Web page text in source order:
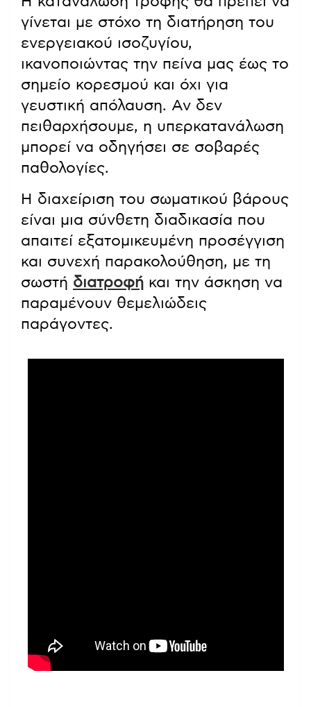
γίνεται με στόχο τη διατήρηση του
ενεργειακού ισοζυγίου,
ικανοποιώντας την πείνα μας έως το
σημείο κορεσμού και όχι για
γευστική απόλαυση. Αν δεν
πειθαρχήσουμε, η υπερκατανάλωση
μπορεί να οδηγήσει σε σοβαρές
παθολογίες.
Η διαχείριση του σωματικού βάρους
είναι μια σύνθετη διαδικασία που
απαιτεί εξατομικευμένη προσέγγιση
και συνεχή παρακολούθηση, με τη
σωστή διατροφή και την άσκηση να
παραμένουν θεμελιώδεις
παράγοντες.